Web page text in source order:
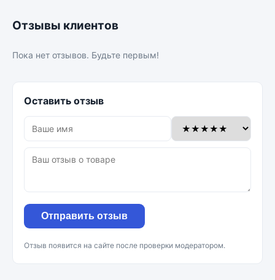
Отзывы клиентов
Пока нет отзывов. Будьте первым!
Оставить отзыв
Отправить отзыв
Отзыв появится на сайте после проверки модератором.